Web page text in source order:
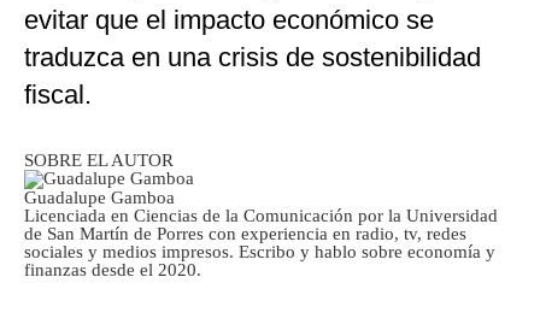
evitar que el impacto económico se
traduzca en una crisis de sostenibilidad
fiscal.
SOBRE EL AUTOR
Guadalupe Gamboa
Licenciada en Ciencias de la Comunicación por la Universidad
de San Martín de Porres con experiencia en radio, tv, redes
sociales y medios impresos. Escribo y hablo sobre economía y
finanzas desde el 2020.